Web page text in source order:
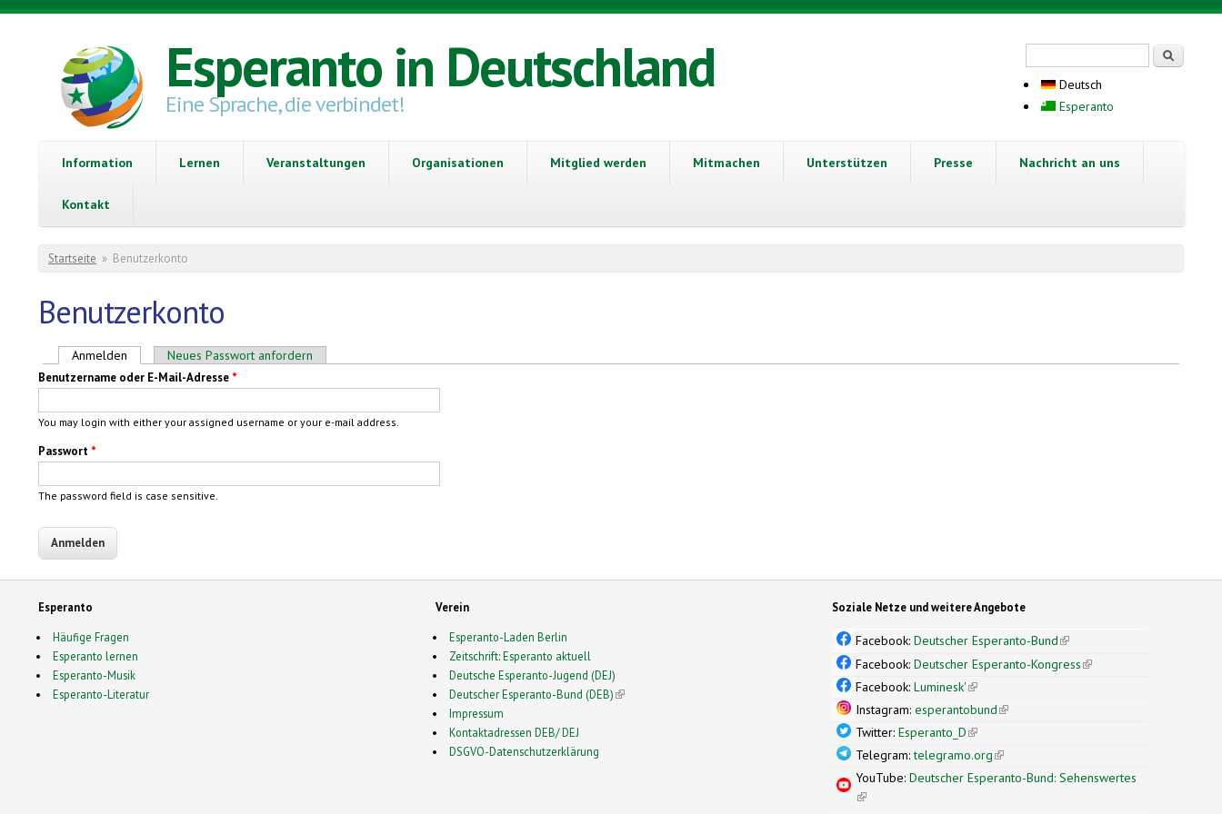
Direkt zum Inhalt
Esperanto in Deutschland
Eine Sprache, die verbindet!
Deutsch
Esperanto
Information Lernen Veranstaltungen Organisationen Mitglied werden Mitmachen Unterstützen Presse Nachricht an uns
Kontakt
Sie sind hier
Startseite » Benutzerkonto
Benutzerkonto
Haupt-Reiter
Anmelden (aktiver Reiter)
Neues Passwort anfordern
Benutzername oder E-Mail-Adresse *
You may login with either your assigned username or your e-mail address.
Passwort *
The password field is case sensitive.
Esperanto
Häufige Fragen
Esperanto lernen
Esperanto-Musik
Esperanto-Literatur
Verein
Esperanto-Laden Berlin
Zeitschrift: Esperanto aktuell
Deutsche Esperanto-Jugend (DEJ)
Deutscher Esperanto-Bund (DEB)(link is external)
Impressum
Kontaktadressen DEB/ DEJ
DSGVO-Datenschutzerklärung
Soziale Netze und weitere Angebote
Facebook:Deutscher Esperanto-Bund(link is external)
Facebook:Deutscher Esperanto-Kongress(link is external)
Facebook:Luminesk'(link is external)
Instagram:esperantobund(link is external)
Twitter:Esperanto_D(link is external)
Telegram:telegramo.org(link is external)
YouTube:Deutscher Esperanto-Bund: Sehenswertes
(link is external)